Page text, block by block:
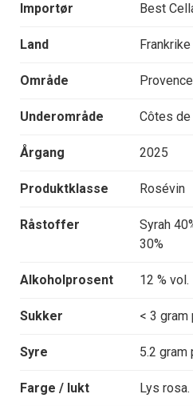
Importør Best
Land Frankrike
Område Provence
Underområde Côtes
Årgang 2025
Produktklasse Rosévin
Råstoffer
Syrah
30%
Alkoholprosent 12 % vol.
Sukker < 3
Syre 5.2 gram
Farge / lukt Lys